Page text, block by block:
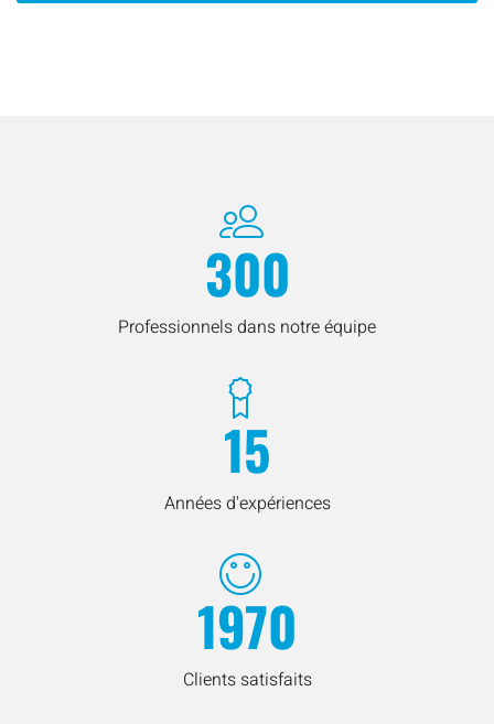
300
Professionnels dans notre équipe
15
Années d'expériences
1970
Clients satisfaits